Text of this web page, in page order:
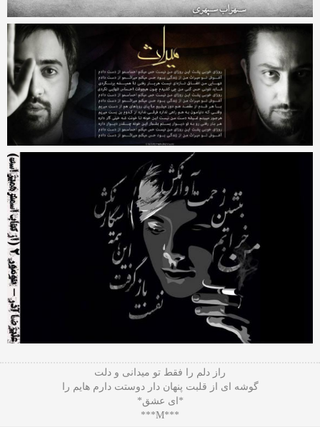
راز دلم را فقط تو میدانی و دلت
گوشه ای از قلبت پنهان دار دوستت دارم هایم را
*ای عشق*
***M***